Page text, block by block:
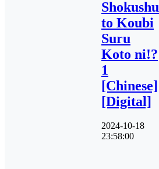
Shokushu
to Koubi
Suru
Koto ni!?
1
[Chinese]
[Digital]
2024-10-18
23:58:00